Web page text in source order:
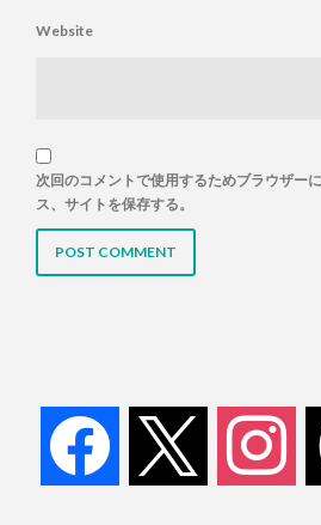
Website
次回のコメントで使用するためブラウザー
ス、サイトを保存する。
facebook instagram